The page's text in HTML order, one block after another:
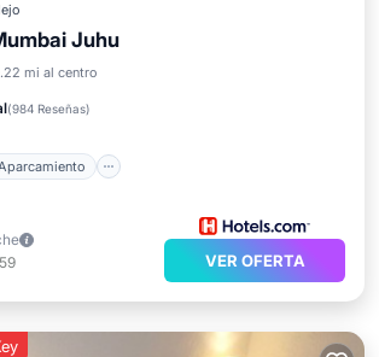
Juhu
mi al centro
(984 Reseñas)
Aparcamiento
VER OFERTA